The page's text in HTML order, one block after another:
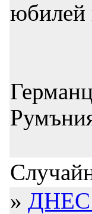
юбилей
» ДНЕС